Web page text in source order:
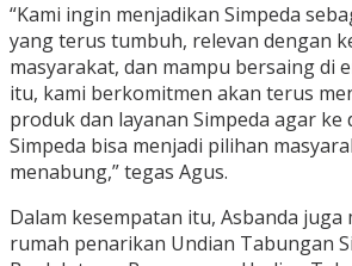
“Kami ingin menjadikan Simpeda
yang terus tumbuh, relevan dengan
masyarakat, dan mampu bersaing di
itu, kami berkomitmen akan terus
produk dan layanan Simpeda agar
Simpeda bisa menjadi pilihan
menabung,” tegas Agus.
Dalam kesempatan itu, Asbanda
rumah penarikan Undian Tabungan